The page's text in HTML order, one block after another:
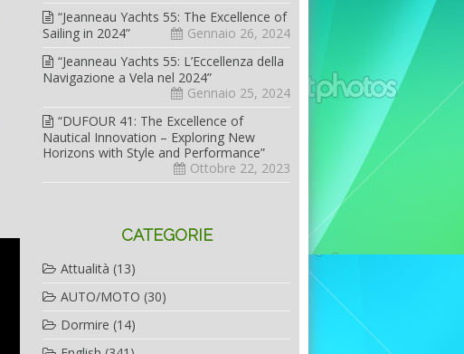
“Jeanneau Yachts 55: The Excellence of
Sailing in 2024”
Gennaio 26, 2024
“Jeanneau Yachts 55: L’Eccellenza della
Navigazione a Vela nel 2024”
Gennaio 25, 2024
“DUFOUR 41: The Excellence of
Nautical Innovation – Exploring New
Horizons with Style and Performance”
Ottobre 22, 2023
CATEGORIE
Attualità (13)
AUTO/MOTO (30)
Dormire (14)